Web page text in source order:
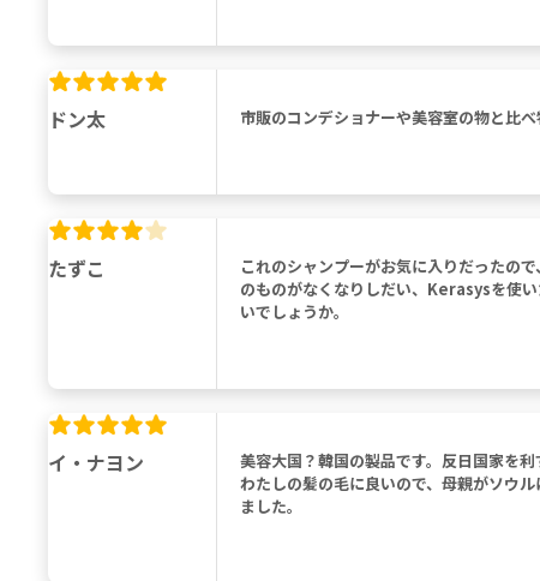
ドン太
市販のコンデショナーや美容室の物と比
たずこ
これのシャンプーがお気に入りだったの
のものがなくなりしだい、Kerasysを使
いでしょうか。
イ・ナヨン
美容大国？韓国の製品です。反日国家を
わたしの髪の毛に良いので、母親がソウ
ました。